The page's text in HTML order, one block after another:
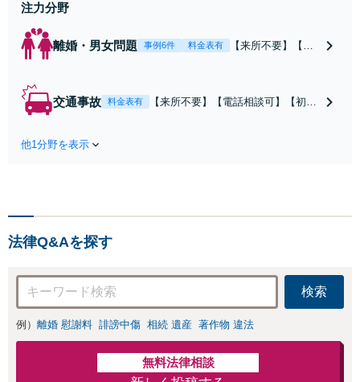
注力分野
離婚・男女問題 事例6件 料金表有
【来所不要】【電
争点を整理し、見
交通事故 料金表有
【来所不要】【電話相談可】【初回
他1分野を表示
法律Q&Aを探す
検索
例） 離婚 慰謝料 誹謗中傷 相続 遺産 著作物 違法
無料法律相談